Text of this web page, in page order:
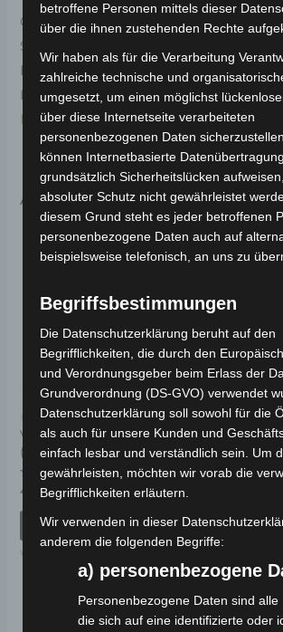
Original-Ersatzteil für den Elektro-
Schwingenabdeckung rechts-rot für
Funktionalität und Haltbarkeit. Weitere
Informationen zum Fahrzeug findest
Motor Elektro-Scooter VSX.
Ähnliche Produkte
Kostenloser Versand
VSX VORDERGABEL
(SCHEIBENBREMSENMODELL)
Bewertet
0
49,00€ *
IN DEN WARENKORB
VSX
Kostenloser
VSX
Bewertet
0
39,00€ *
betroffene Personen mittels dieser
über die ihnen zustehenden Rechte
Wir haben als für die Verarbeitung
zahlreiche technische und
umgesetzt, um einen möglichst
über diese Internetseite verarbeiteten
personenbezogenen Daten
können Internetbasierte
grundsätzlich Sicherheitslücken
absoluter Schutz nicht gewährleistet
diesem Grund steht es jeder betroffenen
personenbezogene Daten auch auf
beispielsweise telefonisch, an uns zu
Begriffsbestimmungen
Die Datenschutzerklärung beruht auf den
Begrifflichkeiten, die durch den
und Verordnungsgeber beim Erlass der
Grundverordnung (DS-GVO) verwendet
Datenschutzerklärung soll sowohl für die
als auch für unsere Kunden und
einfach lesbar und verständlich sein. Um
gewährleisten, möchten wir vorab die
Begrifflichkeiten erläutern.
Wir verwenden in dieser
anderem die folgenden Begriffe:
a) personenbezogene
Personenbezogene Daten sind alle
die sich auf eine identifizierte oder